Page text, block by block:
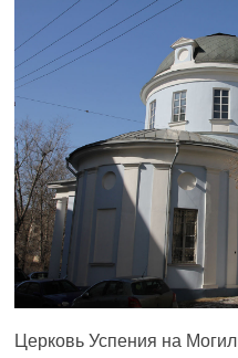
Церковь Успения на